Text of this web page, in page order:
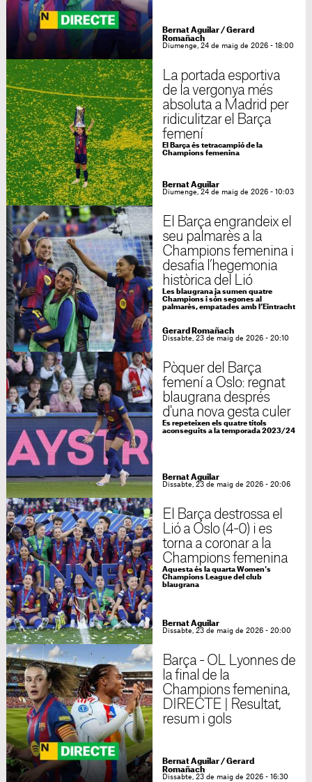
Bernat Aguilar/Gerard
Romañach
Diumenge, 24 de maig de 2026 - 18:00
La portada esportiva
de la vergonya més
absoluta a Madrid per
ridiculitzar el Barça
femení
El Barça és tetracampió de la
Champions femenina
Bernat Aguilar
Diumenge, 24 de maig de 2026 - 10:03
El Barça engrandeix el
seu palmarès a la
Champions femenina i
desafia l’hegemonia
històrica del Lió
Les blaugrana ja sumen quatre
Champions i són segones al
palmarès, empatades amb l’Eintracht
Gerard Romañach
Dissabte, 23 de maig de 2026 - 20:10
Pòquer del Barça
femení a Oslo: regnat
blaugrana després
d'una nova gesta culer
Es repeteixen els quatre títols
aconseguits a la temporada 2023/24
Bernat Aguilar
Dissabte, 23 de maig de 2026 - 20:06
El Barça destrossa el
Lió a Oslo (4-0) i es
torna a coronar a la
Champions femenina
Aquesta és la quarta Women's
Champions League del club
blaugrana
Bernat Aguilar
Dissabte, 23 de maig de 2026 - 20:00
Barça - OL Lyonnes de
la final de la
Champions femenina,
DIRECTE | Resultat,
resum i gols
Bernat Aguilar/Gerard
Romañach
Dissabte, 23 de maig de 2026 - 16:30